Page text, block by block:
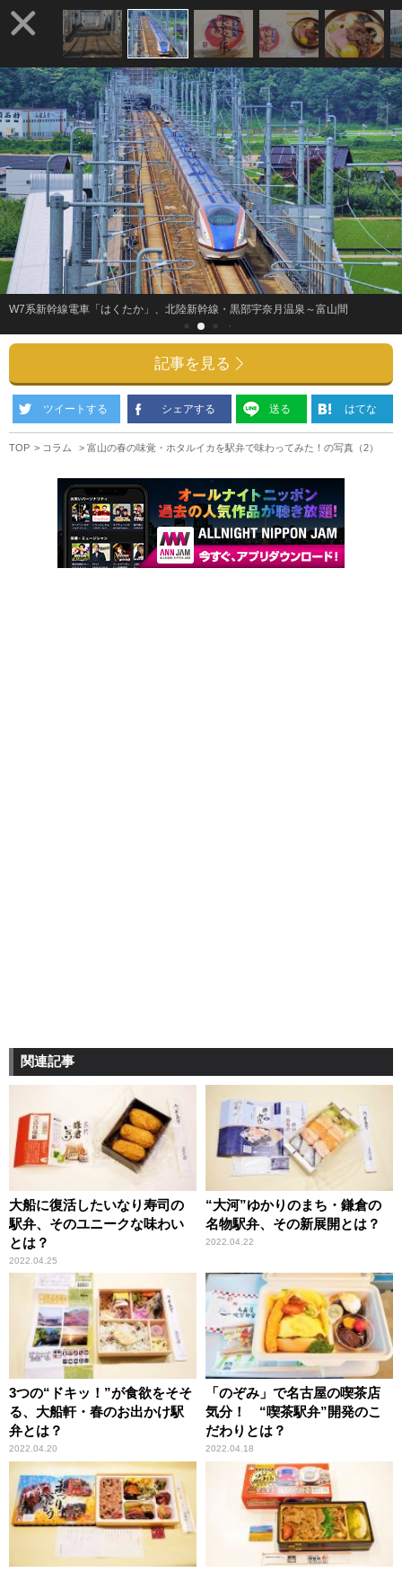
W7系新幹線電車「はくたか」、北陸新幹線・黒部宇奈月温泉～富山間
記事を見る
ツイートする シェアする 送る はてな
TOP コラム 富山の春の味覚・ホタルイカを駅弁で味わってみた！の写真（2）
関連記事
大船に復活したいなり寿司の
駅弁、そのユニークな味わい
とは？
2022.04.25
“大河”ゆかりのまち・鎌倉の
名物駅弁、その新展開とは？
2022.04.22
3つの“ドキッ！”が食欲をそそ
る、大船軒・春のお出かけ駅
弁とは？
2022.04.20
「のぞみ」で名古屋の喫茶店
気分！ “喫茶駅弁”開発のこ
だわりとは？
2022.04.18